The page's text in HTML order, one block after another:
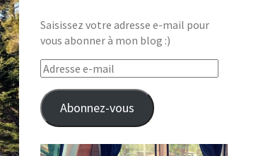
Saisissez votre adresse e-mail pour
vous abonner à mon blog :)
Adresse
e-
mail
Abonnez-vous